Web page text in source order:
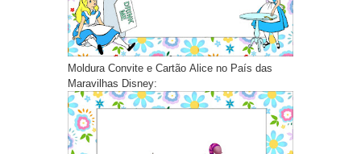
Moldura Convite e Cartão Alice no País das
Maravilhas Disney: